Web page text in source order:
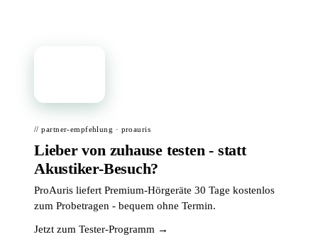
// partner-empfehlung · proauris
Lieber von zuhause testen - statt
Akustiker-Besuch?
ProAuris liefert Premium-Hörgeräte 30 Tage kostenlos
zum Probetragen - bequem ohne Termin.
Jetzt zum Tester-Programm →